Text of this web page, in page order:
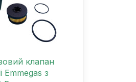
клапан
Emmegas з